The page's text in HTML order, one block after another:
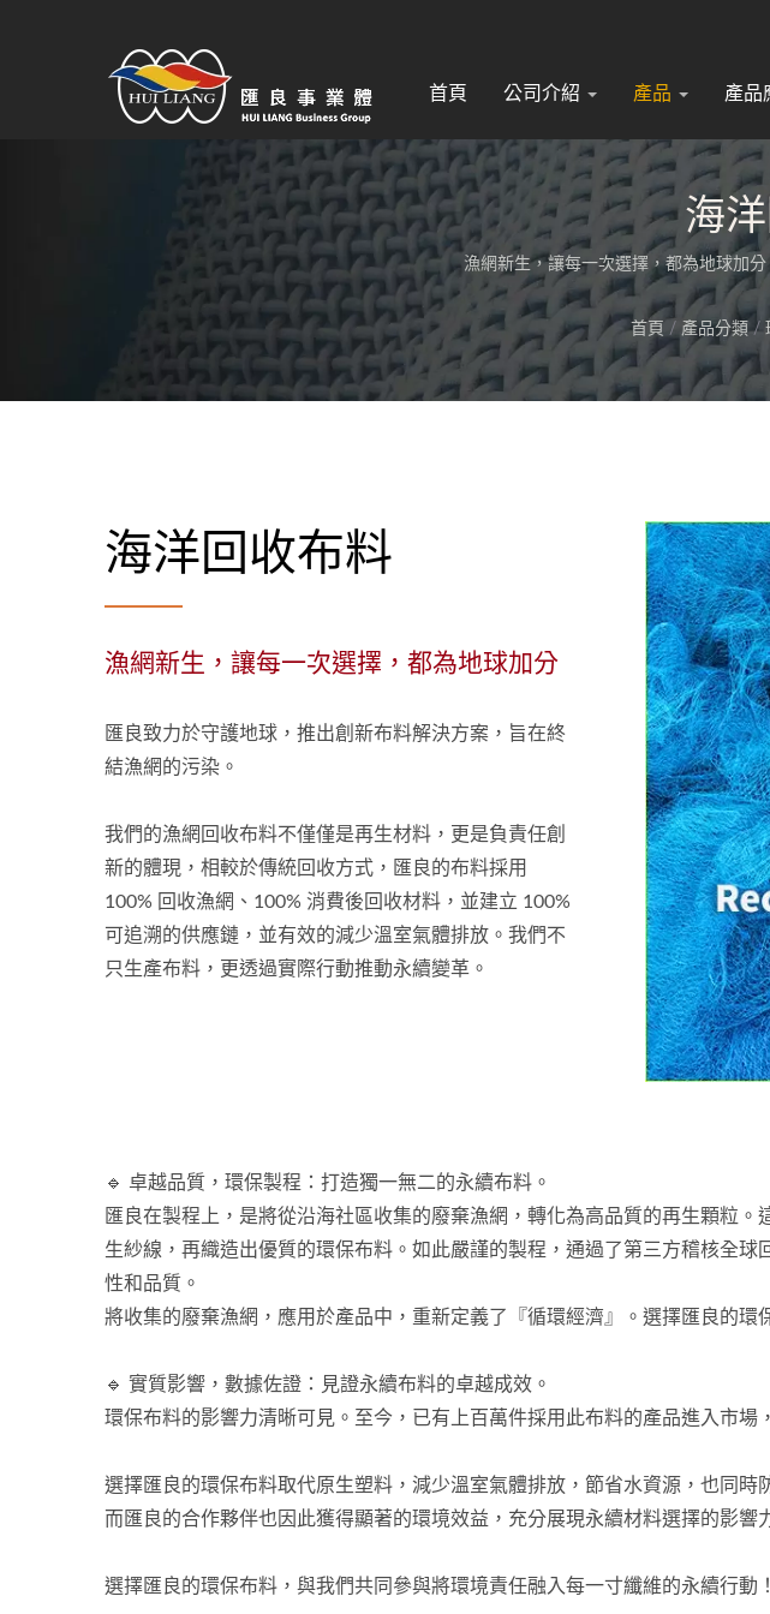
首頁 公司介紹 產品 產品
海
漁網新生，讓每一次選擇，都為地球加
首頁 / 產品分類 /
海洋回收布料
漁網新生，讓每一次選擇，都為地球加分
匯良致力於守護地球，推出創新布料解決方案，旨在終
結漁網的污染。
我們的漁網回收布料不僅僅是再生材料，更是負責任創
新的體現，相較於傳統回收方式，匯良的布料採用
100% 回收漁網、100% 消費後回收材料，並建立 100%
可追溯的供應鏈，並有效的減少溫室氣體排放。我們不
只生產布料，更透過實際行動推動永續變革。
🔹 卓越品質，環保製程：打造獨一無二的永續布料。
匯良在製程上，是將從沿海社區收集的廢棄漁網，轉化為高品質的再生顆粒
生紗線，再織造出優質的環保布料。如此嚴謹的製程，通過了第三方稽核全球
性和品質。
將收集的廢棄漁網，應用於產品中，重新定義了『循環經濟』。選擇匯良的環
🔹 實質影響，數據佐證：見證永續布料的卓越成效。
環保布料的影響力清晰可見。至今，已有上百萬件採用此布料的產品進入市場
選擇匯良的環保布料取代原生塑料，減少溫室氣體排放，節省水資源，也同時
而匯良的合作夥伴也因此獲得顯著的環境效益，充分展現永續材料選擇的影響
選擇匯良的環保布料，與我們共同參與將環境責任融入每一寸纖維的永續行動！